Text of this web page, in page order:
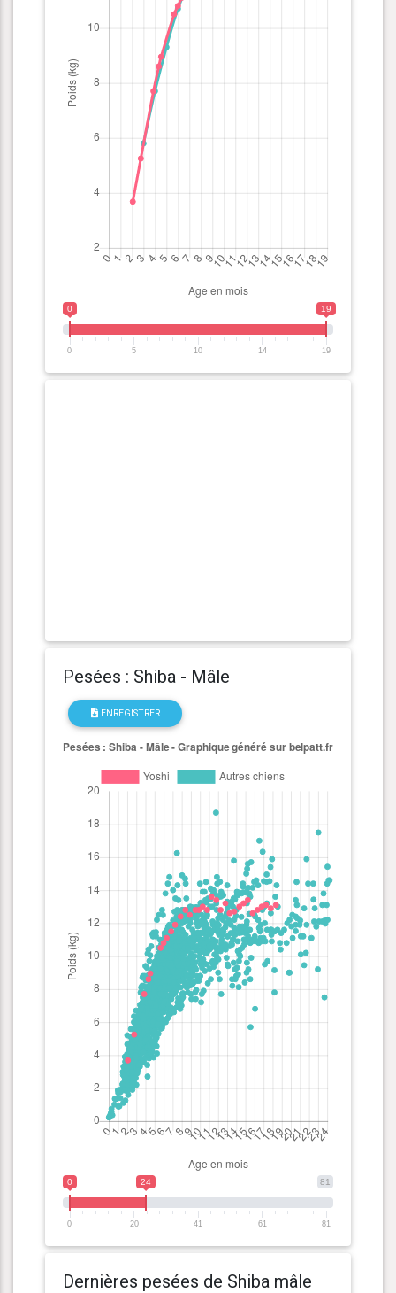
0 19
0 5 10 14 19
Pesées : Shiba - Mâle
ENREGISTRER
81
0 24
0 20 41 61 81
Dernières pesées de Shiba mâle